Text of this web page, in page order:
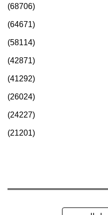
(68706)
(64671)
(58114)
(42871)
(41292)
(26024)
(24227)
(21201)